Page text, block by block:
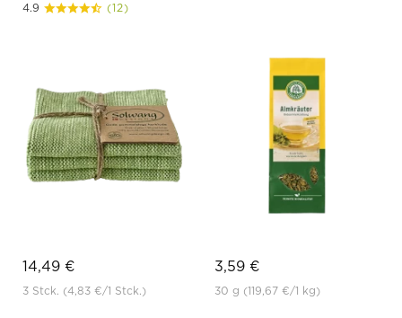
4.9 (12)
14,49 €
3 Stck. (4,83 €/1 Stck.)
3,59 €
30 g (119,67 €/1 kg)